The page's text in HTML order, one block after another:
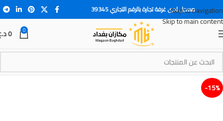
Skip to navigation
Skip to main content
مسجل لدى غرفة تجارة بالرقم التجاري 39345
0
0
15%-